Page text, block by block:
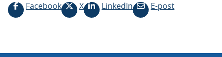
Facebook
X LinkedIn E-post